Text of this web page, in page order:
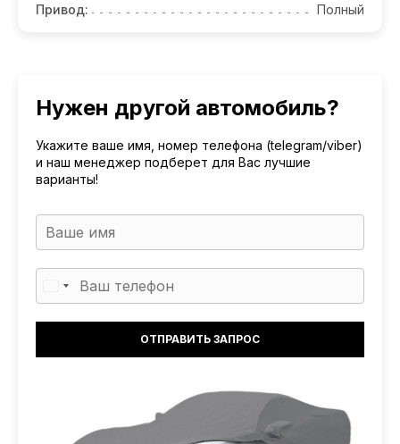
Привод:
Полный
Нужен другой автомобиль?
Укажите ваше имя, номер телефона (telegram/viber)
и наш менеджер подберет для Вас лучшие
варианты!